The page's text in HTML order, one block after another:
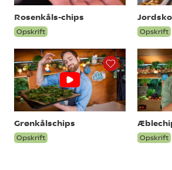
Rosenkåls-chips
Opskrift Opskrift
Grønkålschips
Opskrift Opskrift